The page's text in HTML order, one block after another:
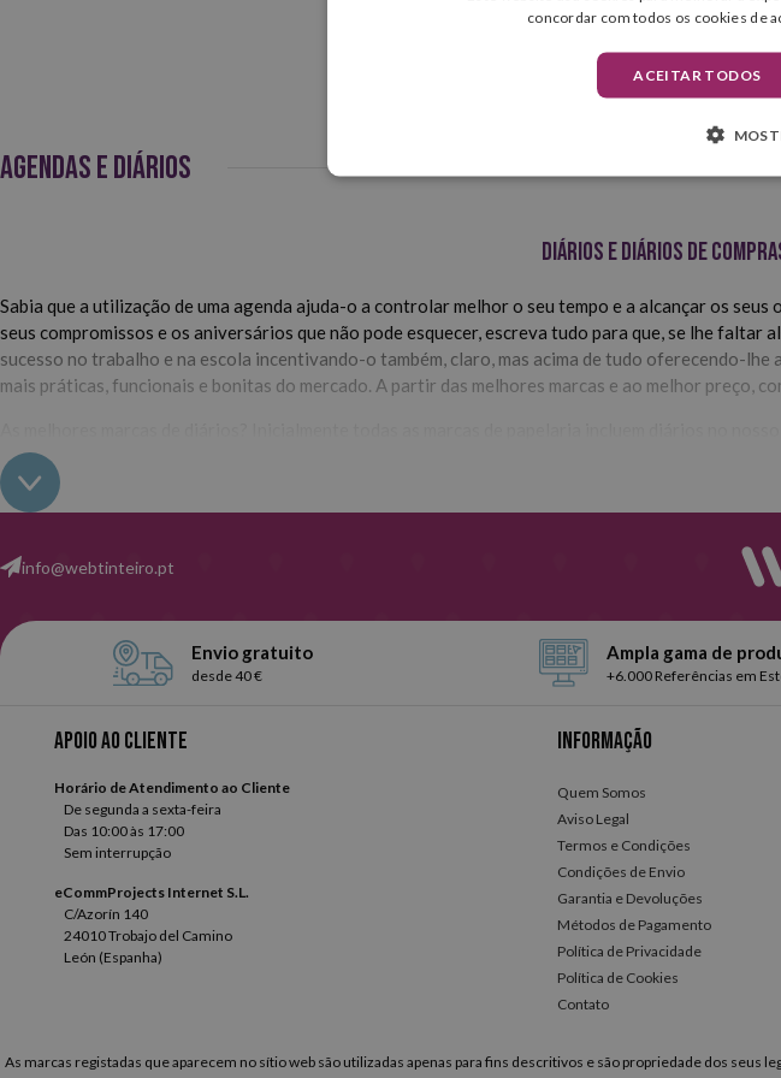
AGENDAS E DIÁRIOS
Diários e diários de
Sabia que a utilização de uma agenda ajuda-o a controlar melhor o seu tempo e a alcançar os
seus compromissos e os aniversários que não pode esquecer, escreva tudo para que, se lhe
sucesso no trabalho e na escola incentivando-o também, claro, mas acima de tudo oferecendo-
mais práticas, funcionais e bonitas do mercado. A partir das melhores marcas e ao melhor preço,
diferentes mas semelhantes em qualidade. Ambas as marcas utilizam papel certificado FSC e têm-
Tipos de diários
Na Webtinteiro temos uma vasta selecção de agendas para todos os gostos. Espiralado ou
Tudo o que tem de fazer é escolher a que melhor se adapta aos seus gostos e necessidades.
info@webtinteiro.pt
Envio gratuito
desde 40 €
Ampla gama de
+6.000 Referências em
Apoio ao cliente
Horário de Atendimento ao Cliente
De segunda a sexta-feira
Das 10:00 às 17:00
Sem interrupção
eCommProjects Internet S.L.
C/Azorín 140
24010 Trobajo del Camino
León (Espanha)
Informação
Quem Somos
Aviso Legal
Termos e Condições
Condições de Envio
Garantia e Devoluções
Métodos de Pagamento
Política de Privacidade
Política de Cookies
Contato
As marcas registadas que aparecem no sítio web são utilizadas apenas para fins descritivos e são propriedade dos
concordar com todos os cookies de
ACEITAR TODOS